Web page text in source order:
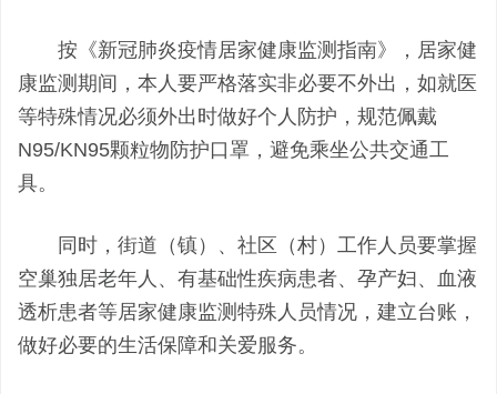
按《新冠肺炎疫情居家健康监测指南》，居家健
康监测期间，本人要严格落实非必要不外出，如就医
等特殊情况必须外出时做好个人防护，规范佩戴
N95/KN95颗粒物防护口罩，避免乘坐公共交通工
具。
同时，街道（镇）、社区（村）工作人员要掌握
空巢独居老年人、有基础性疾病患者、孕产妇、血液
透析患者等居家健康监测特殊人员情况，建立台账，
做好必要的生活保障和关爱服务。